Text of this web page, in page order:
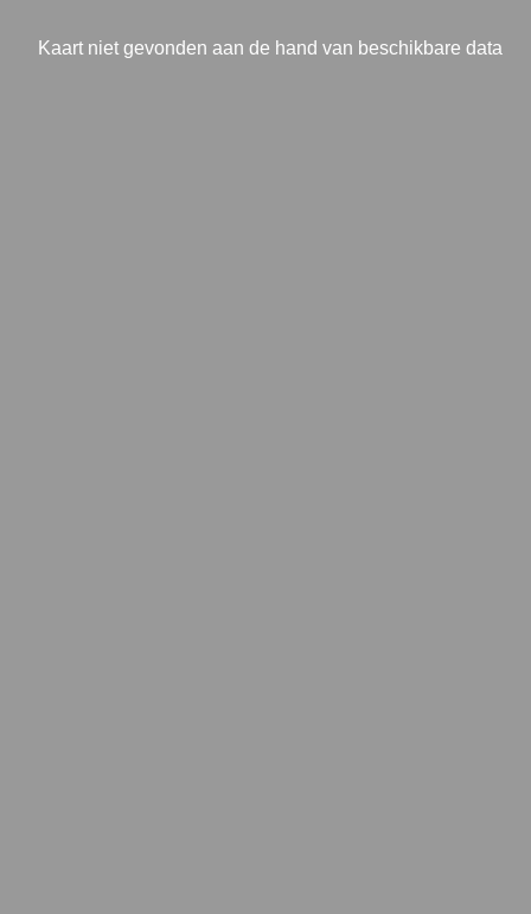
Kaart niet gevonden aan de hand van beschikbare data